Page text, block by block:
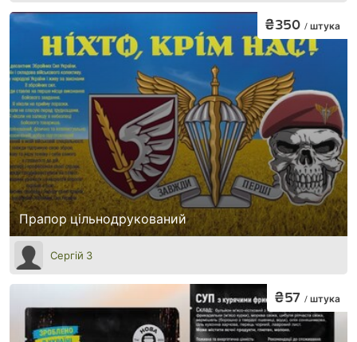
Прапор цільнодрукований
₴350 / штука
Сергій З
₴57 / штука